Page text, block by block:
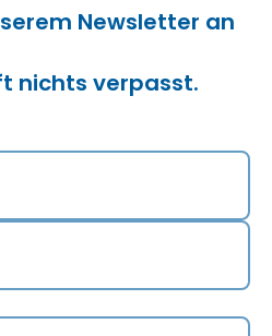
Newsletter an
nichts verpasst.